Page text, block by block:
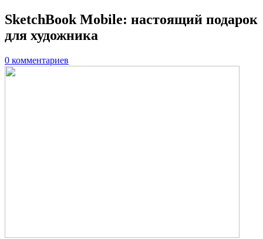
SketchBook Mobile: настоящий подарок
для художника
0 комментариев